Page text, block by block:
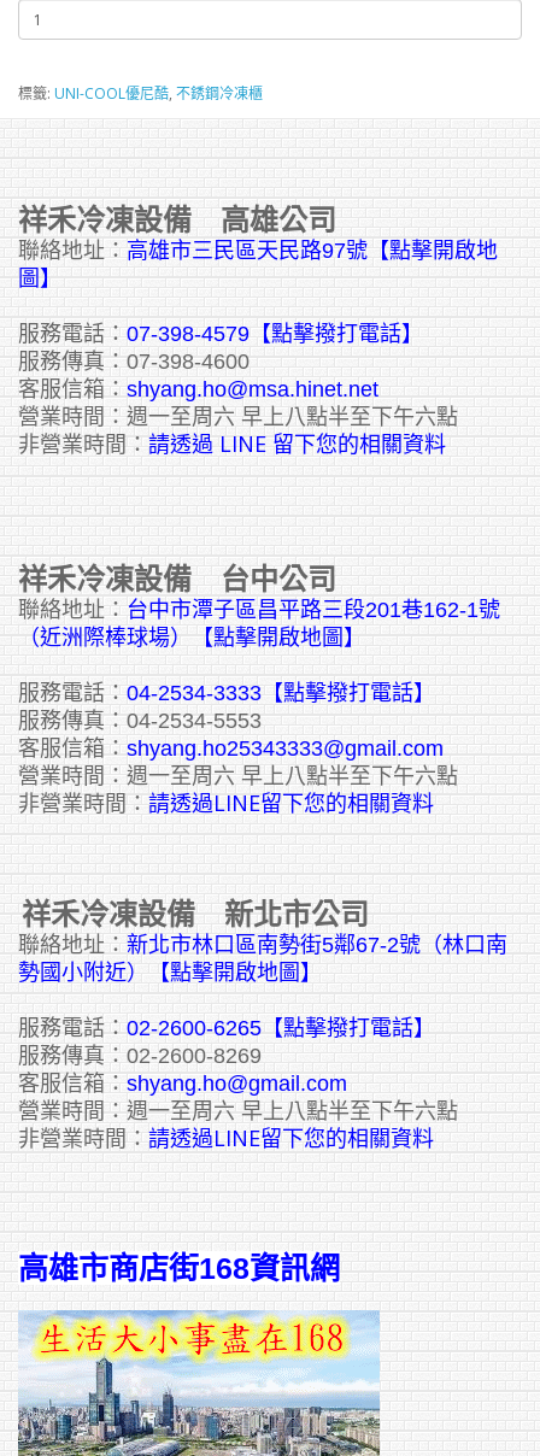
標籤: UNI-COOL優尼酷, 不銹鋼冷凍櫃
祥禾冷凍設備 高雄公司
聯絡地址： 高雄市三民區天民路97號【點擊開啟地
圖】
服務電話： 07-398-4579【點擊撥打電話】
服務傳真：07-398-4600
客服信箱： shyang.ho@msa.hinet.net
營業時間：週一至周六 早上八點半至下午六點
非營業時間： 請透過 LINE 留下您的相關資料
祥禾冷凍設備 台中公司
聯絡地址： 台中市潭子區昌平路三段201巷162-1號
（近洲際棒球場）【點擊開啟地圖】
服務電話： 04-2534-3333 【點擊撥打電話】
服務傳真：04-2534-5553
客服信箱： shyang.ho25343333@gmail.com
營業時間：週一至周六 早上八點半至下午六點
非營業時間： 請透過LINE留下您的相關資料
祥禾冷凍設備 新北市公司
聯絡地址： 新北市林口區南勢街5鄰67-2號（林口南
勢國小附近）【點擊開啟地圖】
服務電話： 02-2600-6265 【點擊撥打電話】
服務傳真：02-2600-8269
客服信箱： shyang.ho@gmail.com
營業時間：週一至周六 早上八點半至下午六點
非營業時間： 請透過LINE留下您的相關資料
高雄市商店街168資訊網